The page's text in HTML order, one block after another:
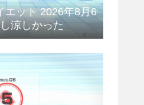
エット 2026年8月6
涼しかった